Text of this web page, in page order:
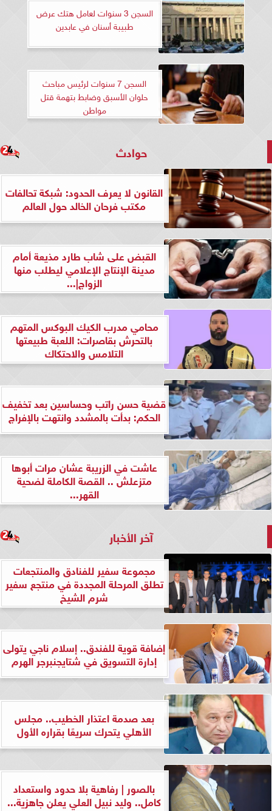
السجن 3 سنوات لعامل هتك عرض
طبيبة أسنان في عابدين
السجن 7 سنوات لرئيس مباحث
حلوان الأسبق وضابط بتهمة قتل
مواطن
حوادث
القانون لا يعرف الحدود: شبكة تحالفات
مكتب فرحان الخالد حول العالم
القبض على شاب طارد مذيعة أمام
مدينة الإنتاج الإعلامي ليطلب منها
الزواج|...
محامي مدرب الكيك البوكس المتهم
بالتحرش بقاصرات: اللعبة طبيعتها
التلامس والاحتكاك
قضية حسن راتب وحساسين بعد تخفيف
الحكم: بدأت بالمشدد وانتهت بالإفراج
عاشت في الزريبة عشان مرات أبوها
متزعلش .. القصة الكاملة لضحية
القهر...
آخر الأخبار
مجموعة سفير للفنادق والمنتجعات
تطلق المرحلة المجددة في منتجع سفير
شرم الشيخ
إضافة قوية للفندق.. إسلام ناجي يتولى
إدارة التسويق في شتايجنبرجر الهرم
بعد صدمة اعتذار الخطيب.. مجلس
الأهلي يتحرك سريعًا بقراره الأول
بالصور | رفاهية بلا حدود واستعداد
كامل.. وليد نبيل العلي يعلن جاهزية...